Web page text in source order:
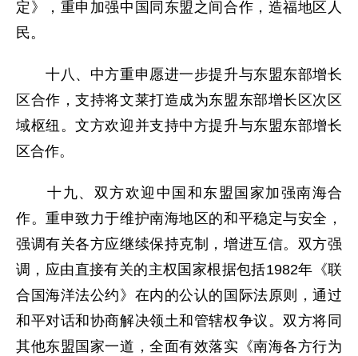
定》，重申加强中国同东盟之间合作，造福地区人
民。
十八、中方重申愿进一步提升与东盟东部增长
区合作，支持将文莱打造成为东盟东部增长区次区
域枢纽。文方欢迎并支持中方提升与东盟东部增长
区合作。
十九、双方欢迎中国和东盟国家加强南海合
作。重申致力于维护南海地区的和平稳定与安全，
强调有关各方应继续保持克制，增进互信。双方强
调，应由直接有关的主权国家根据包括1982年《联
合国海洋法公约》在内的公认的国际法原则，通过
和平对话和协商解决领土和管辖权争议。双方将同
其他东盟国家一道，全面有效落实《南海各方行为